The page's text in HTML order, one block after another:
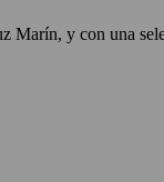
y con una